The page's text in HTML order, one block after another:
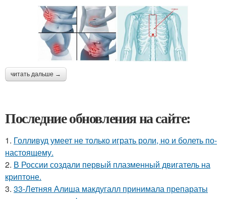
читать дальше →
Последние обновления на сайте:
1. Голливуд умеет не только играть роли, но и болеть по-
настоящему.
2. В России создали первый плазменный двигатель на
криптоне.
3. 33-Летняя Алиша макдугалл принимала препараты